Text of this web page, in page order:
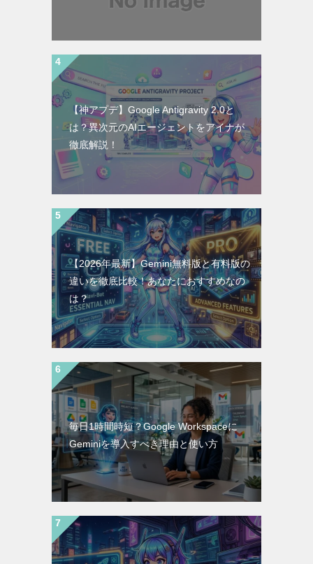
【神アプデ】Google Antigravity 2.0と
は？異次元のAIエージェントをアイナが
徹底解説！
【2026年最新】Gemini無料版と有料版の
違いを徹底比較！あなたにおすすめなの
は？
毎日1時間時短？Google Workspaceに
Geminiを導入すべき理由と使い方